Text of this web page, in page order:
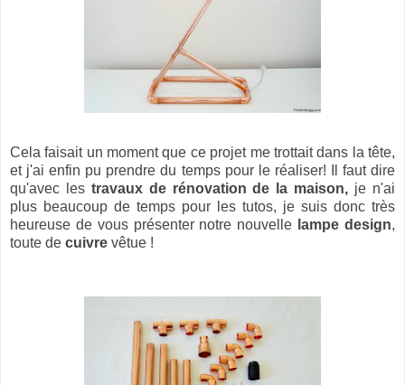
Cela faisait un moment que ce projet me trottait dans la tête,
et j'ai enfin pu prendre du temps pour le réaliser! Il faut dire
qu'avec les travaux de rénovation de la maison, je n'ai
plus beaucoup de temps pour les tutos, je suis donc très
heureuse de vous présenter notre nouvelle lampe design,
toute de cuivre vêtue !